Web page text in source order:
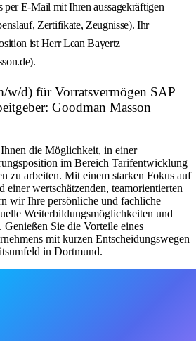
per E‑Mail mit Ihren aussagekräftigen
Zertifikate, Zeugnisse). Ihr
ist Herr Lean Bayertz
w/d) für Vorratsvermögen SAP
Goodman Masson
die Möglichkeit, in einer
im Bereich Tarifentwicklung
zu arbeiten. Mit einem starken Fokus auf
einer wertschätzenden, teamorientierten
wir Ihre persönliche und fachliche
Weiterbildungsmöglichkeiten und
Sie die Vorteile eines
mit kurzen Entscheidungswegen
in Dortmund.